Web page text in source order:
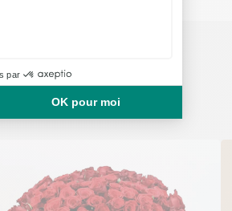
aussi
faire plaisir